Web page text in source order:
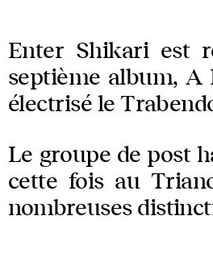
Enter Shikari est
septième album, A
électrisé le
Le groupe de post
cette fois au
nombreuses